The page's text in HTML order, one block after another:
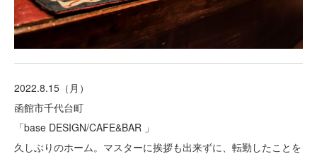
2022.8.15（月）
函館市千代台町
「base DESIGN/CAFE&BAR 」
久しぶりのホーム。マスターに挨拶も出来ずに、転勤したことを